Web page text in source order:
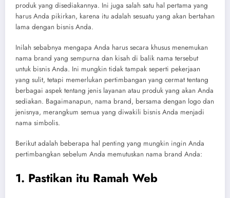
produk yang disediakannya. Ini juga salah satu hal pertama yang
harus Anda pikirkan, karena itu adalah sesuatu yang akan bertahan
lama dengan bisnis Anda.
Inilah sebabnya mengapa Anda harus secara khusus menemukan
nama brand yang sempurna dan kisah di balik nama tersebut
untuk bisnis Anda. Ini mungkin tidak tampak seperti pekerjaan
yang sulit, tetapi memerlukan pertimbangan yang cermat tentang
berbagai aspek tentang jenis layanan atau produk yang akan Anda
sediakan. Bagaimanapun, nama brand, bersama dengan logo dan
jenisnya, merangkum semua yang diwakili bisnis Anda menjadi
nama simbolis.
Berikut adalah beberapa hal penting yang mungkin ingin Anda
pertimbangkan sebelum Anda memutuskan nama brand Anda:
1. Pastikan itu Ramah Web